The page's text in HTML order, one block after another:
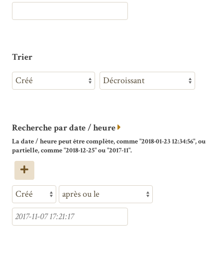
Trier
Recherche par date / heure
La date / heure peut être complète, comme "2018-01-23 12:34:56", ou
partielle, comme "2018-12-25" ou "2017-11".